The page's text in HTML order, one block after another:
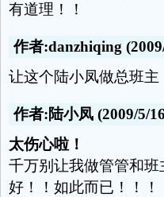
有道理！！
作者:danzhiqing
让这个陆小凤做总班主
作者:陆小凤 (2009/5/
太伤心啦！
千万别让我做管管和
好！！如此而已！！！